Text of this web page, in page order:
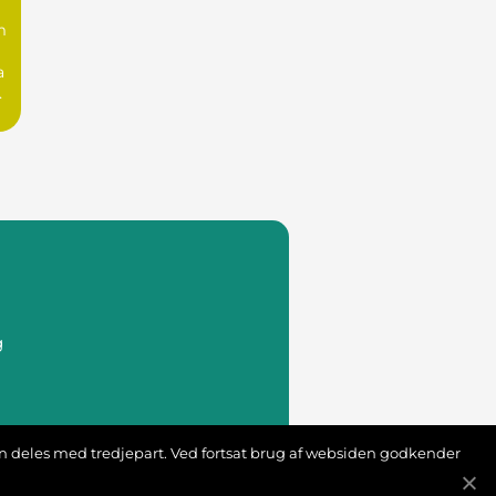
med tredjepart. Ved fortsat brug af websiden godkender